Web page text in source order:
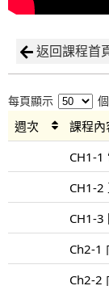
返回課程首
每頁顯示
週次 課程內
CH1-1
CH1-2
CH1-3
Ch2-1
Ch2-2